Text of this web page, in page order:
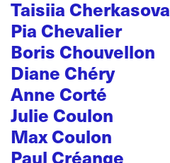
Taisiia Cherkasova
Pia Chevalier
Boris Chouvellon
Diane Chéry
Anne Corté
Julie Coulon
Max Coulon
Paul Créange